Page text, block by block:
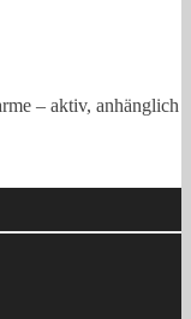
– aktiv, anhänglich